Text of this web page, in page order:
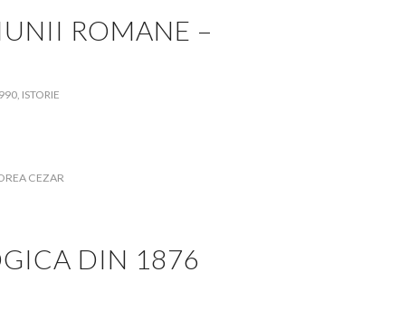
ROMANE –
, ISTORIE
CEZAR
DIN 1876